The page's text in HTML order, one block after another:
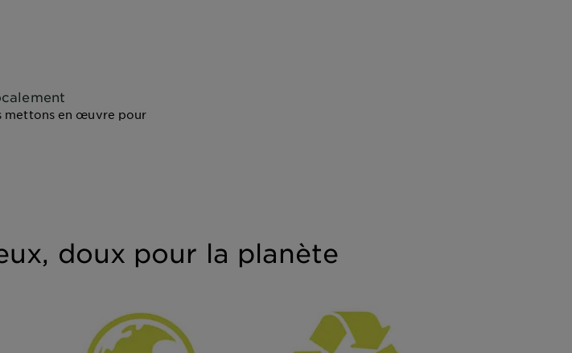
mettons en œuvre pour
doux pour la planète